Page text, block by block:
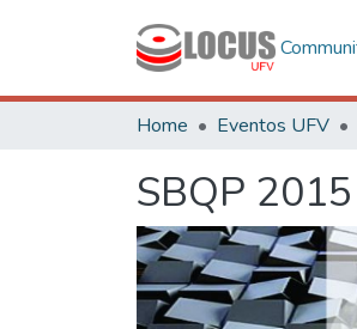
Home Eventos UFV
SBQP 2015